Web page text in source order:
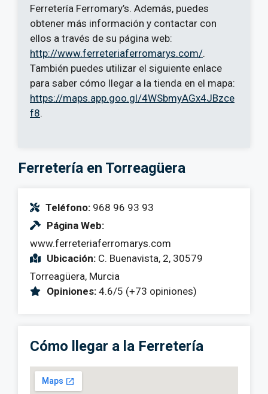
Ferretería Ferromary’s. Además, puedes
obtener más información y contactar con
ellos a través de su página web:
http://www.ferreteriaferromarys.com/.
También puedes utilizar el siguiente enlace
para saber cómo llegar a la tienda en el mapa:
https://maps.app.goo.gl/4WSbmyAGx4JBzce
f8.
Ferretería en Torreagüera
Teléfono: 968 96 93 93
Página Web:
www.ferreteriaferromarys.com
Ubicación: C. Buenavista, 2, 30579
Torreagüera, Murcia
Opiniones: 4.6/5 (+73 opiniones)
Cómo llegar a la Ferretería